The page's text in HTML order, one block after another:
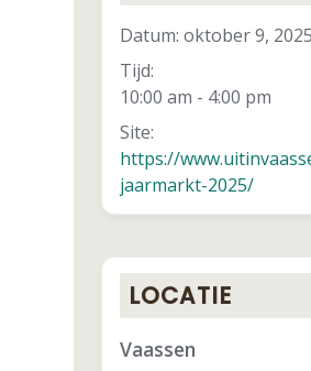
Datum: oktober 9, 2025
Tijd:
10:00 am - 4:00 pm
Site:
https://
jaarmarkt-2025/
LOCATIE
Vaassen